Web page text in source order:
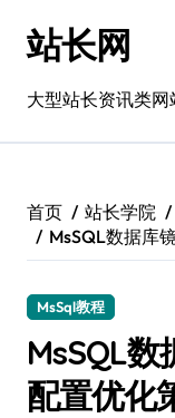
站长网
大型站长资讯类
首页 站长学院
MsSQL数据库
MsSql教程
MsSQL
配置优化